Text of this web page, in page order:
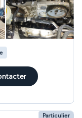
Particulier